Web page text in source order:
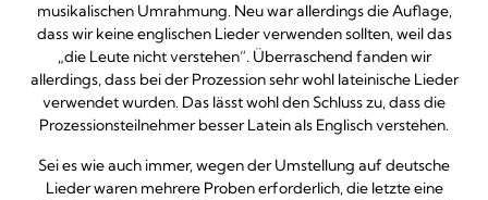
musikalischen Umrahmung. Neu war allerdings die Auflage,
dass wir keine englischen Lieder verwenden sollten, weil das
„die Leute nicht verstehen“. Überraschend fanden wir
allerdings, dass bei der Prozession sehr wohl lateinische Lieder
verwendet wurden. Das lässt wohl den Schluss zu, dass die
Prozessionsteilnehmer besser Latein als Englisch verstehen.
Sei es wie auch immer, wegen der Umstellung auf deutsche
Lieder waren mehrere Proben erforderlich, die letzte eine